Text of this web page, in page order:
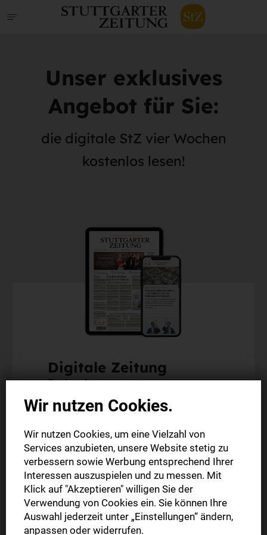
Unser exklusives
Angebot für Sie:
die digitale StZ vier Wochen
kostenlos lesen!
Digitale Zeitung
Probeabo
Alle Inhalte der StZ-App
Die digitale Ausgabe als E-Paper (Mo.-So.)
Abonnement endet automatisch
4 Wochen
0,00 €
Wir nutzen Cookies.
Wir nutzen Cookies, um eine Vielzahl von
Services anzubieten, unsere Website stetig zu
verbessern sowie Werbung entsprechend Ihrer
Interessen auszuspielen und zu messen. Mit
Klick auf "Akzeptieren" willigen Sie der
Verwendung von Cookies ein. Sie können Ihre
Auswahl jederzeit unter „Einstellungen“ ändern,
anpassen oder widerrufen.